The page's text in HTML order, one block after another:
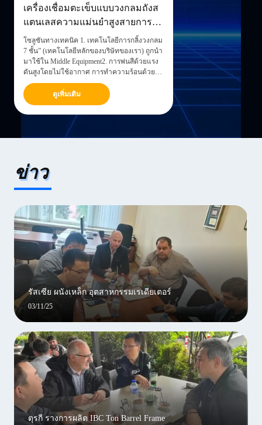
เครื่องเชื่อมตะเข็บแบบวงกลมถังส
แตนเลสความแม่นยำสูงสายการ
ผลิตถังเหล็ก
โซลูชันทางเทคนิค 1. เทคโนโลยีการกลิ้งวงกลม
7 ชั้น” (เทคโนโลยีหลักของบริษัทของเรา) ถูกนำ
มาใช้ใน Middle Equipment2. การพ่นสีด้วยแรง
ดันสูงโดยไม่ใช้อากาศ การทำความร้อนด้วย
เชื้อเพลิงได้ถูกนำมาใช้ในอุปกรณ์หลังการผลิต
สายการผลิตอัตโนมัติ ต้องการคนงาน 11 คน
เท่านั้น3. เทคนิคการกดที่ซับซ้อนถูกนำมาใช้ใน
อุปกรณ์ส...
ดูเพิ่มเติม
ข่าว
รัสเซีย ผนังเหล็ก อุตสาหกรรมเรเดียเตอร์
03/11/25
ตุรกี รางการผลิต IBC Ton Barrel Frame